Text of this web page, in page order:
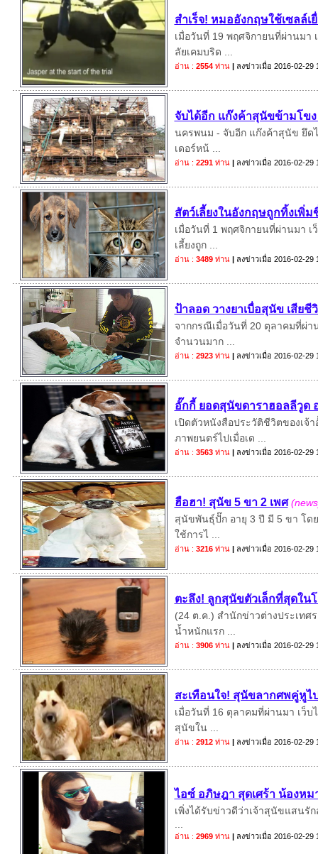
สำเร็จ! หมออังกฤษใช้เซลล์
เมื่อวันที่ 19 พฤศจิกายนที่ผ่านมา
ลัยเคมบริด ...
อ่าน : 2554ท่าน | ลงข่าวเมื่อ 2016-02-29
จับได้อีก แก๊งค้าสุนัขข้ามโขง
นครพนม - จับอีก แก๊งค้าสุนัข ยึด
เดอร์หน้ ...
อ่าน : 2291ท่าน | ลงข่าวเมื่อ 2016-02-29
สัตว์เลี้ยงในอังกฤษถูกทิ้งเพิ่
เมื่อวันที่ 1 พฤศจิกายนที่ผ่านมา
เลี้ยงถูก ...
อ่าน : 3489ท่าน | ลงข่าวเมื่อ 2016-02-29
ป้าลอด วางยาเบื่อสุนัข เสียชี
จากกรณีเมื่อวันที่ 20 ตุลาคมที่ผ่
จำนวนมาก ...
อ่าน : 2923ท่าน | ลงข่าวเมื่อ 2016-02-29
อั๊กกี้ ยอดสุนัขดาราฮอลลีวูด
เปิดตัวหนังสือประวัติชีวิตของเจ้
ภาพยนตร์ไปเมื่อเด ...
อ่าน : 3563ท่าน | ลงข่าวเมื่อ 2016-02-29
ฮือฮา! สุนัข 5 ขา 2 เพศ
สุนัขพันธุ์ปั๊ก อายุ 3 ปี มี 5 ขา โด
ใช้การไ ...
อ่าน : 3216ท่าน | ลงข่าวเมื่อ 2016-02-29
ตะลึง! ลูกสุนัขตัวเล็กที่สุดใน
(24 ต.ค.) สำนักข่าวต่างประเท
น้ำหนักแรก ...
อ่าน : 3906ท่าน | ลงข่าวเมื่อ 2016-02-29
สะเทือนใจ! สุนัขลากศพคู่หูไ
เมื่อวันที่ 16 ตุลาคมที่ผ่านมา เว็บ
สุนัขใน ...
อ่าน : 2912ท่าน | ลงข่าวเมื่อ 2016-02-29
ไอซ์ อภิษฎา สุดเศร้า น้องหม
เพิ่งได้รับข่าวดีว่าเจ้าสุนัขแสนรั
อ่าน : 2969ท่าน | ลงข่าวเมื่อ 2016-02-29